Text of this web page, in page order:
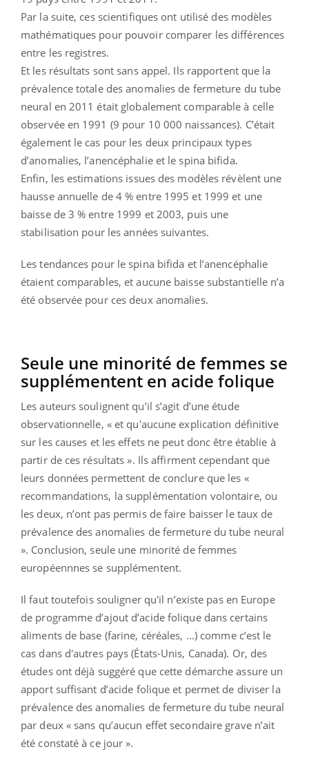
Par la suite, ces scientifiques ont utilisé des modèles
mathématiques pour pouvoir comparer les différences
entre les registres.
Et les résultats sont sans appel. Ils rapportent que la
prévalence totale des anomalies de fermeture du tube
neural en 2011 était globalement comparable à celle
observée en 1991 (9 pour 10 000 naissances). C’était
également le cas pour les deux principaux types
d’anomalies, l’anencéphalie et le spina bifida.
Enfin, les estimations issues des modèles révèlent une
hausse annuelle de 4 % entre 1995 et 1999 et une
baisse de 3 % entre 1999 et 2003, puis une
stabilisation pour les années suivantes.
Les tendances pour le spina bifida et l’anencéphalie
étaient comparables, et aucune baisse substantielle n’a
été observée pour ces deux anomalies.
Seule une minorité de femmes se
supplémentent en acide folique
Les auteurs soulignent qu’il s’agit d’une étude
observationnelle, « et qu'aucune explication définitive
sur les causes et les effets ne peut donc être établie à
partir de ces résultats ». Ils affirment cependant que
leurs données permettent de conclure que les «
recommandations, la supplémentation volontaire, ou
les deux, n’ont pas permis de faire baisser le taux de
prévalence des anomalies de fermeture du tube neural
». Conclusion, seule une minorité de femmes
européennnes se supplémentent.
Il faut toutefois souligner qu'il n’existe pas en Europe
de programme d’ajout d’acide folique dans certains
aliments de base (farine, céréales, ...) comme c’est le
cas dans d'autres pays (États-Unis, Canada). Or, des
études ont déjà suggéré que cette démarche assure un
apport suffisant d’acide folique et permet de diviser la
prévalence des anomalies de fermeture du tube neural
par deux « sans qu’aucun effet secondaire grave n’ait
été constaté à ce jour ».